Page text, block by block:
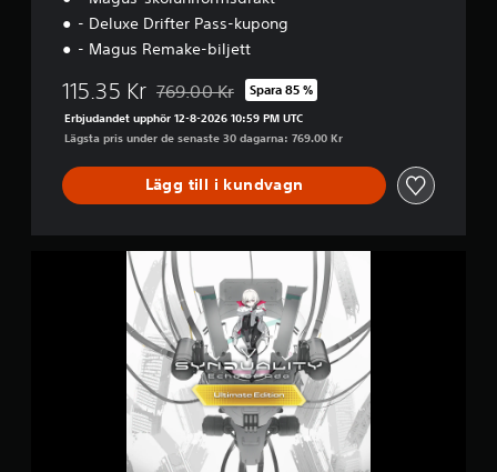
- Deluxe Drifter Pass-kupong
- Magus Remake-biljett
115.35 Kr Nedsatt från ursprungspriset på 769.00 Kr
769.00 Kr Spara 85 %
Erbjudandet upphör 12-8-2026 10:59 PM UTC
Lägsta pris under de senaste 30 dagarna: 769.00 Kr
Lägg till i kundvagn